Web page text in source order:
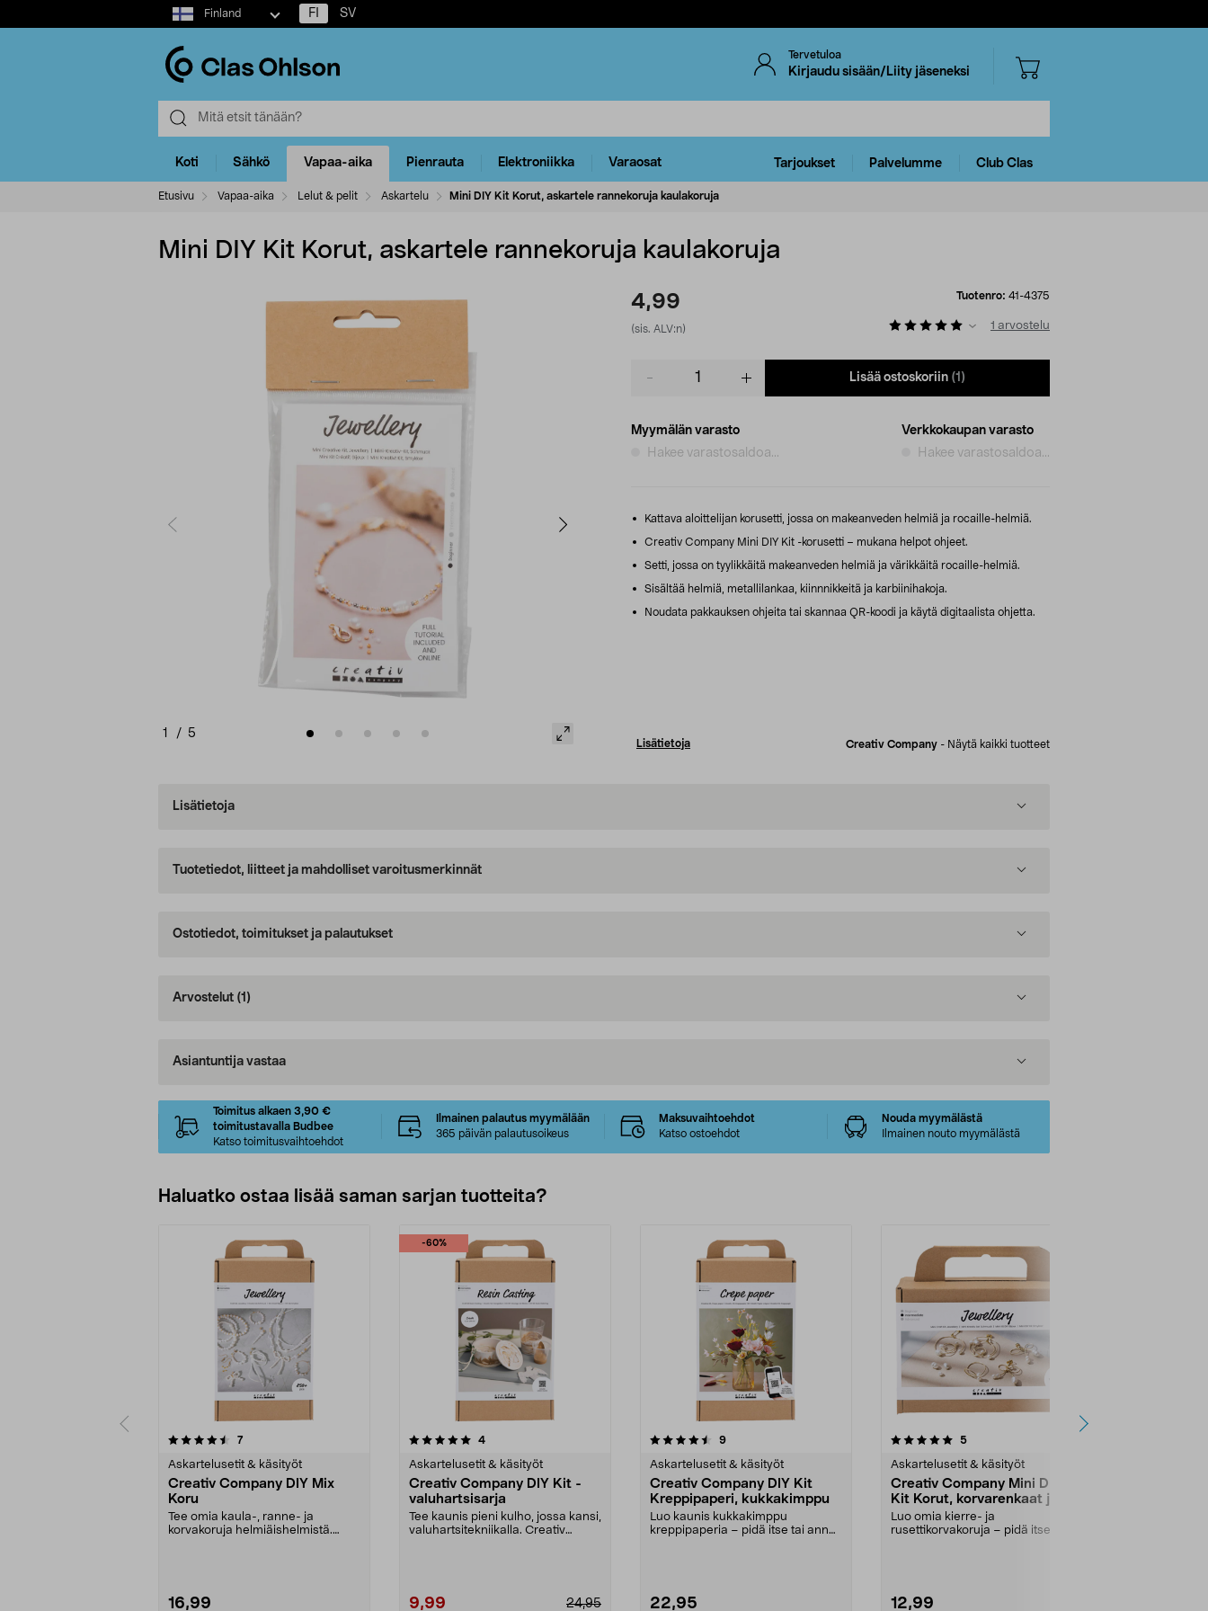
Select
market
Finland FI SV
Tervetuloa
Kirjaudu sisään/Liity jäseneksi
Koti Sähkö Vapaa-aika Pienrauta Elektroniikka Varaosat Tarjoukset Palvelumme Club Clas
Etusivu Vapaa-aika Lelut & pelit Askartelu Mini DIY Kit Korut, askartele rannekoruja kaulakoruja
Mini DIY Kit Korut, askartele rannekoruja kaulakoruja
1 / 5
4,99
(sis. ALV:n)
Tuotenro: 41-4375
1 arvostelu
Lisää ostoskoriin (1)
Myymälän varasto
Hakee varastosaldoa...
Verkkokaupan varasto
Hakee varastosaldoa...
Kattava aloittelijan korusetti, jossa on makeanveden helmiä ja rocaille-helmiä.
Creativ Company Mini DIY Kit -korusetti – mukana helpot ohjeet.
Setti, jossa on tyylikkäitä makeanveden helmiä ja värikkäitä rocaille-helmiä.
Sisältää helmiä, metallilankaa, kiinnnikkeitä ja karbiinihakoja.
Noudata pakkauksen ohjeita tai skannaa QR-koodi ja käytä digitaalista ohjetta.
Lisätietoja Creativ Company - Näytä kaikki tuotteet
Lisätietoja
Tuotetiedot, liitteet ja mahdolliset varoitusmerkinnät
Ostotiedot, toimitukset ja palautukset
Arvostelut (1)
Asiantuntija vastaa
Toimitus alkaen 3,90 €
toimitustavalla Budbee
Katso toimitusvaihtoehdot
Ilmainen palautus myymälään
365 päivän palautusoikeus
Maksuvaihtoehdot
Katso ostoehdot
Nouda myymälästä
Ilmainen nouto myymälästä
Haluatko ostaa lisää saman sarjan tuotteita?
7arvostelut
Askartelusetit & käsityöt
Creativ Company DIY Mix
Koru
Tee omia kaula-, ranne- ja
korvakoruja helmiäishelmistä.
16,99
-60%
5.0viidestä
4arvostelut
Askartelusetit & käsityöt
Creativ Company DIY Kit -
valuhartsisarja
Tee kaunis pieni kulho, jossa kansi,
valuhartsitekniikalla. Creativ
24,95
9,99
4.5viidestä
9arvostelut
Askartelusetit & käsityöt
Creativ Company DIY Kit
Kreppipaperi, kukkakimppu
Luo kaunis kukkakimppu
kreppipaperia – pidä itse tai anna
22,95
5.0viidestä
5arvostelut
Askartelusetit & käsityöt
Creativ Company Mini DIY
Kit Korut, korvarenkaat ja
sormukset
Luo omia kierre- ja
rusettikorvakoruja – pidä itse tai
12,99